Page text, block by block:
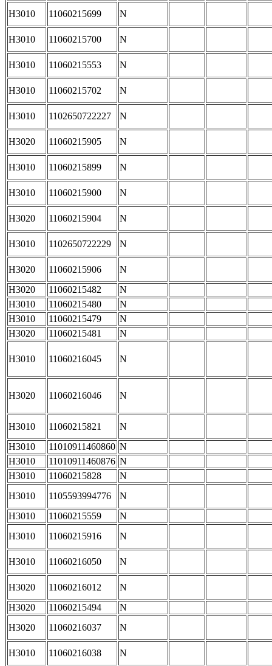
H3010 11060215699 N
H3010 11060215700 N
H3010 11060215553 N
H3010 11060215702 N
H3010 1102650722227 N
H3020 11060215905 N
H3010 11060215899 N
H3010 11060215900 N
H3020 11060215904 N
H3010 1102650722229 N
H3020 11060215906
N
H3020
11060215482
N
H3010
11060215480
N
H3010
11060215479
N
H3020
11060215481 N
H3010 11060216045 N
H3020 11060216046 N
H3010 11060215821
N
H3010
11010911460860 N
H3010
11010911460876 N
H3010
11060215828
N
H3010
1105593994776
N
H3010
11060215559
N
H3010
11060215916 N
H3010 11060216050 N
H3020 11060216012
N
H3020
11060215494
N
H3020
11060216037 N
H3010 11060216038 N